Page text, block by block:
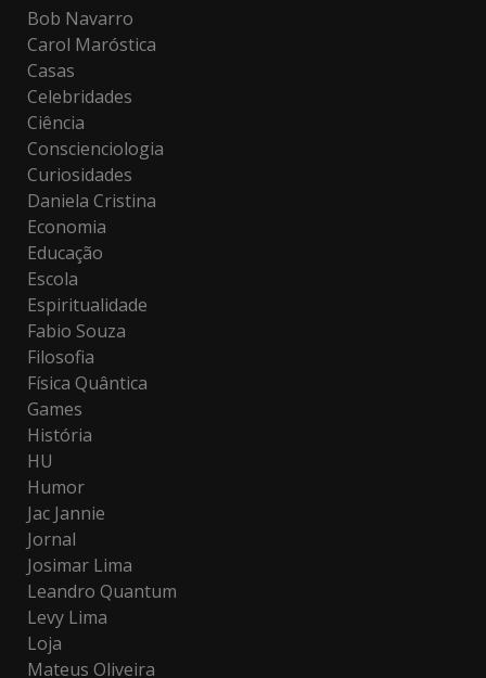
Bob Navarro
Carol Maróstica
Casas
Celebridades
Ciência
Conscienciologia
Curiosidades
Daniela Cristina
Economia
Educação
Escola
Espiritualidade
Fabio Souza
Filosofia
Física Quântica
Games
História
HU
Humor
Jac Jannie
Jornal
Josimar Lima
Leandro Quantum
Levy Lima
Loja
Mateus Oliveira